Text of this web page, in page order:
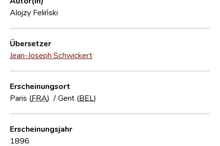
Alojzy Feliński
Übersetzer
Jean-Joseph Schwickert
Erscheinungsort
Paris (FRA) /Gent (BEL )
Erscheinungsjahr
1896